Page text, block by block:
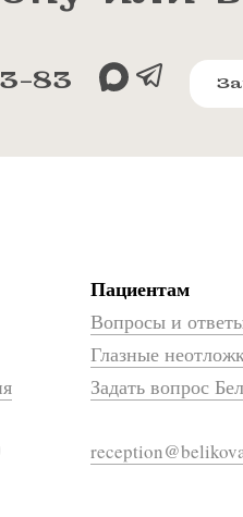
83
Пациентам
Вопросы и
Глазные
Задать вопрос